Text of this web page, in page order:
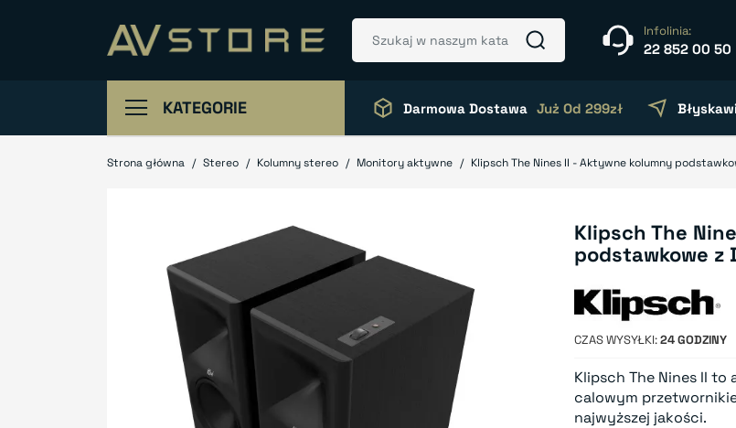
Infolinia:
22 852 00 50
KATEGORIE Darmowa Dostawa Już Od 299zł
Strona główna Stereo Kolumny stereo Monitory aktywne Klipsch The Nines II - Aktywne kolumny
Klipsch The
podstawkowe z
CZAS WYSYŁKI 24 GODZINY
Klipsch The Nines II
calowym
najwyższej jakości.